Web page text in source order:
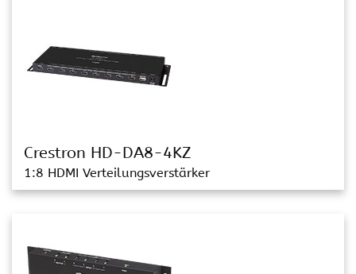
Crestron HD-DA8-4KZ
1:8 HDMI Verteilungsverstärker